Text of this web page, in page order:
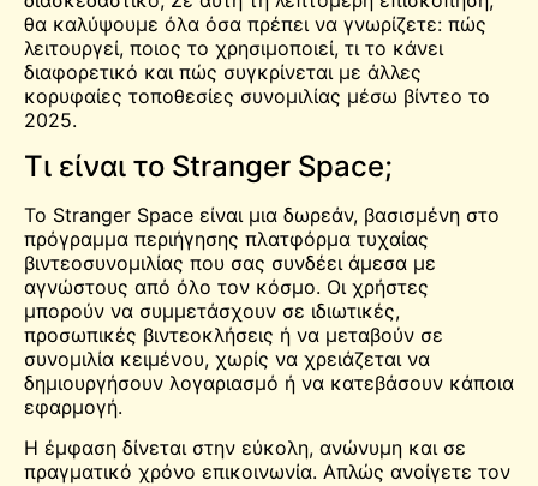
θα καλύψουμε όλα όσα πρέπει να γνωρίζετε: πώς
λειτουργεί, ποιος το χρησιμοποιεί, τι το κάνει
διαφορετικό και πώς συγκρίνεται με άλλες
κορυφαίες τοποθεσίες συνομιλίας μέσω βίντεο το
2025.
Τι είναι το Stranger Space;
Το Stranger Space είναι μια δωρεάν, βασισμένη στο
πρόγραμμα περιήγησης πλατφόρμα τυχαίας
βιντεοσυνομιλίας που σας συνδέει άμεσα με
αγνώστους από όλο τον κόσμο. Οι χρήστες
μπορούν να συμμετάσχουν σε ιδιωτικές,
προσωπικές βιντεοκλήσεις ή να μεταβούν σε
συνομιλία κειμένου, χωρίς να χρειάζεται να
δημιουργήσουν λογαριασμό ή να κατεβάσουν κάποια
εφαρμογή.
Η έμφαση δίνεται στην εύκολη, ανώνυμη και σε
πραγματικό χρόνο επικοινωνία. Απλώς ανοίγετε τον